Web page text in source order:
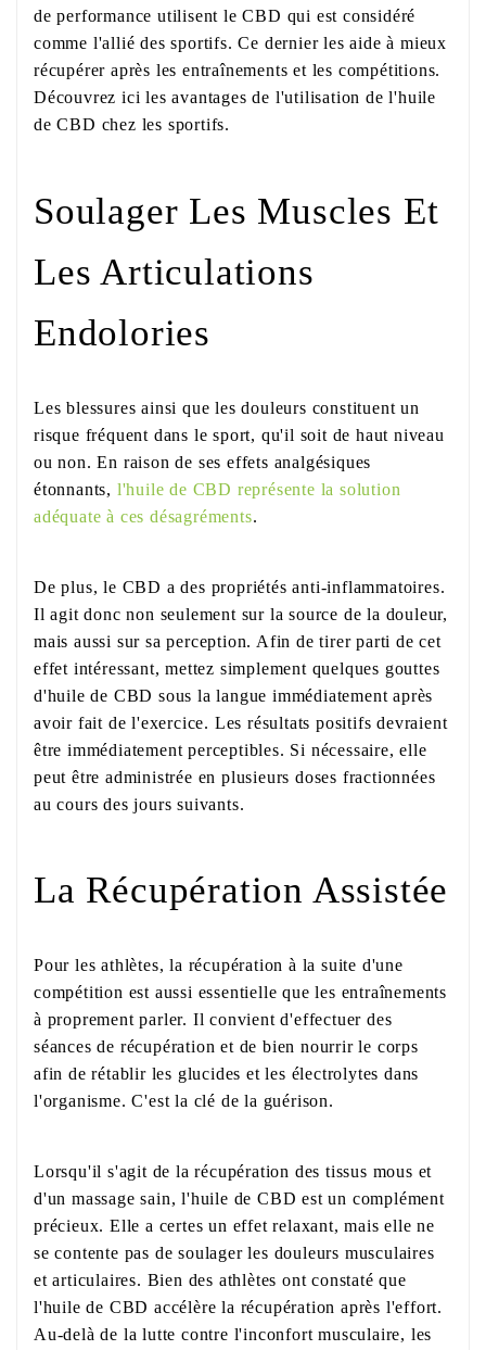
de performance utilisent le CBD qui est considéré
comme l'allié des sportifs. Ce dernier les aide à mieux
récupérer après les entraînements et les compétitions.
Découvrez ici les avantages de l'utilisation de l'huile
de CBD chez les sportifs.
Soulager Les Muscles Et
Les Articulations
Endolories
Les blessures ainsi que les douleurs constituent un
risque fréquent dans le sport, qu'il soit de haut niveau
ou non. En raison de ses effets analgésiques
étonnants, l'huile de CBD représente la solution
adéquate à ces désagréments.
De plus, le CBD a des propriétés anti-inflammatoires.
Il agit donc non seulement sur la source de la douleur,
mais aussi sur sa perception. Afin de tirer parti de cet
effet intéressant, mettez simplement quelques gouttes
d'huile de CBD sous la langue immédiatement après
avoir fait de l'exercice. Les résultats positifs devraient
être immédiatement perceptibles. Si nécessaire, elle
peut être administrée en plusieurs doses fractionnées
au cours des jours suivants.
La Récupération Assistée
Pour les athlètes, la récupération à la suite d'une
compétition est aussi essentielle que les entraînements
à proprement parler. Il convient d'effectuer des
séances de récupération et de bien nourrir le corps
afin de rétablir les glucides et les électrolytes dans
l'organisme. C'est la clé de la guérison.
Lorsqu'il s'agit de la récupération des tissus mous et
d'un massage sain, l'huile de CBD est un complément
précieux. Elle a certes un effet relaxant, mais elle ne
se contente pas de soulager les douleurs musculaires
et articulaires. Bien des athlètes ont constaté que
l'huile de CBD accélère la récupération après l'effort.
Au-delà de la lutte contre l'inconfort musculaire, les